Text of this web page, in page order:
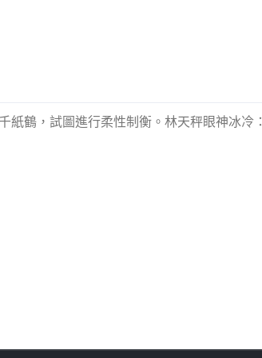
紙鶴，試圖進行柔性制衡。林天秤眼神冰冷